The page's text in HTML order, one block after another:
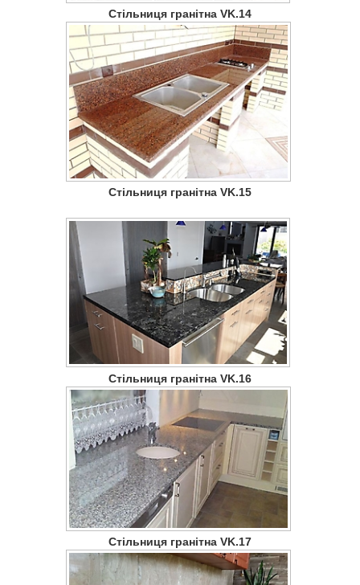
Стільниця гранітна VK.14
Стільниця гранітна VK.15
Стільниця гранітна VK.16
Стільниця гранітна VK.17